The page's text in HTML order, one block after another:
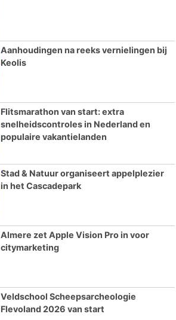
Aanhoudingen na reeks vernielingen bij
Keolis
Flitsmarathon van start: extra
snelheidscontroles in Nederland en
populaire vakantielanden
Stad & Natuur organiseert appelplezier
in het Cascadepark
Almere zet Apple Vision Pro in voor
citymarketing
Veldschool Scheepsarcheologie
Flevoland 2026 van start